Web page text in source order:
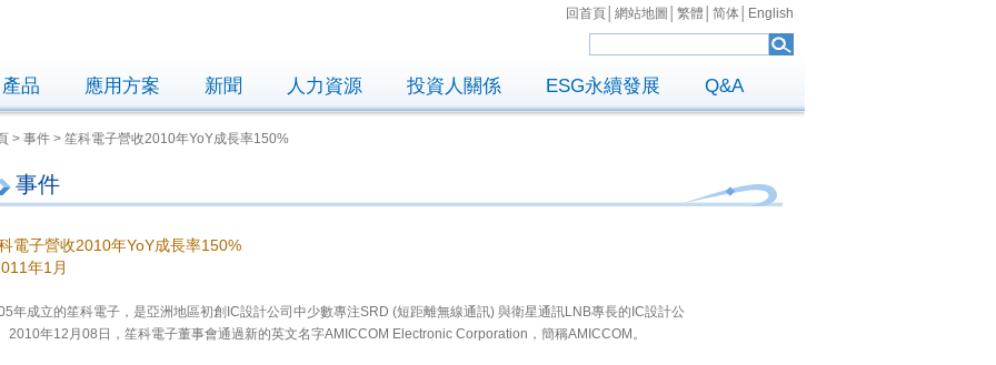
回首頁 網站地圖 繁體 简体 English
產品 應用方案 新聞 人力資源 投資人關係 ESG永續發展 Q&A
> 事件 > 笙科電子營收2010年YoY成長率150%
事件
電子營收2010年YoY成長率150%
年1月
年成立的笙科電子，是亞洲地區初創IC設計公司中少數專注SRD (短距離無線通訊) 與衛星通訊LNB專長的IC設計公
2010年12月08日，笙科電子董事會通過新的英文名字AMICCOM Electronic Corporation，簡稱AMICCOM。